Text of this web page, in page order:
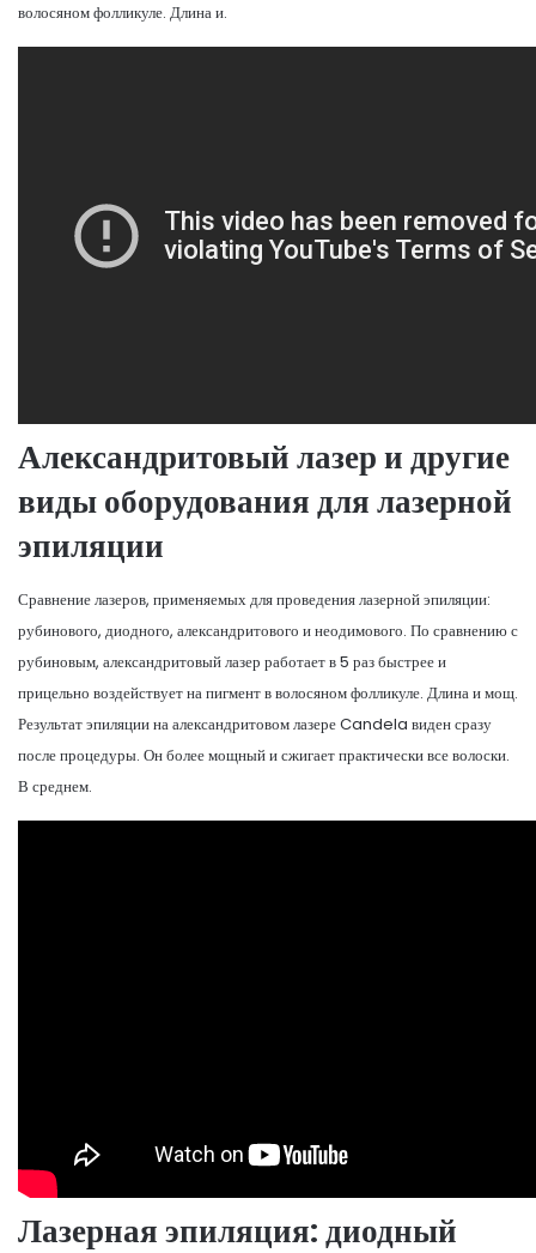
волосяном фолликуле. Длина и.
Александритовый лазер и другие
виды оборудования для лазерной
эпиляции
Сравнение лазеров, применяемых для проведения лазерной эпиляции:
рубинового, диодного, александритового и неодимового. По сравнению с
рубиновым, александритовый лазер работает в 5 раз быстрее и
прицельно воздействует на пигмент в волосяном фолликуле. Длина и мощ.
Результат эпиляции на александритовом лазере Candela виден сразу
после процедуры. Он более мощный и сжигает практически все волоски.
В среднем.
Лазерная эпиляция: диодный